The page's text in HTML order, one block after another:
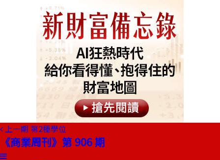
上一期 第2種學位
《商業周刊》第 906 期